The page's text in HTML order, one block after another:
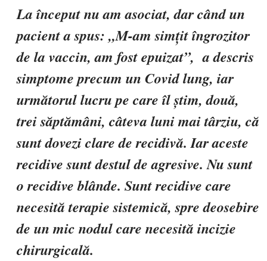
La început nu am asociat, dar când un
pacient a spus: „M-am simțit îngrozitor
de la vaccin, am fost epuizat”, a descris
simptome precum un Covid lung, iar
următorul lucru pe care îl știm, două,
trei săptămâni, câteva luni mai târziu, că
sunt dovezi clare de recidivă. Iar aceste
recidive sunt destul de agresive. Nu sunt
o recidive blânde. Sunt recidive care
necesită terapie sistemică, spre deosebire
de un mic nodul care necesită incizie
chirurgicală.